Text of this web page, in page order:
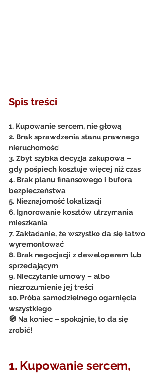
Spis treści
1. Kupowanie sercem, nie głową
2. Brak sprawdzenia stanu prawnego
nieruchomości
3. Zbyt szybka decyzja zakupowa –
gdy pośpiech kosztuje więcej niż czas
4. Brak planu finansowego i bufora
bezpieczeństwa
5. Nieznajomość lokalizacji
6. Ignorowanie kosztów utrzymania
mieszkania
7. Zakładanie, że wszystko da się łatwo
wyremontować
8. Brak negocjacji z deweloperem lub
sprzedającym
9. Nieczytanie umowy – albo
niezrozumienie jej treści
10. Próba samodzielnego ogarnięcia
wszystkiego
🧭 Na koniec – spokojnie, to da się
zrobić!
1. Kupowanie sercem,